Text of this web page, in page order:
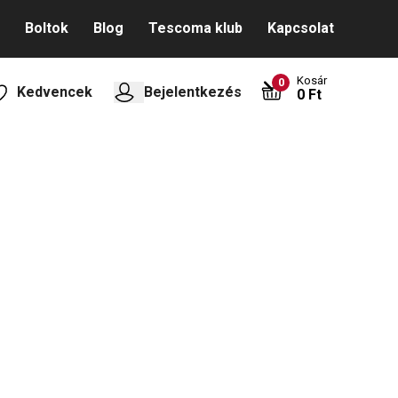
Boltok Blog Tescoma klub Kapcsolat
Kedvencek Bejelentkezés
0 Kosár
0 Ft